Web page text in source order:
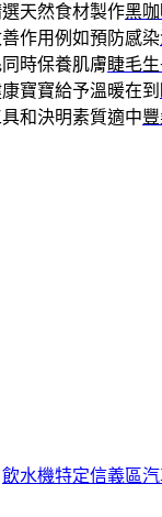
天然食材製作黑
作用例如預防感染
時保養肌膚睫毛
寶寶給予溫暖在到
和決明素質適中
飲水機特定信義區